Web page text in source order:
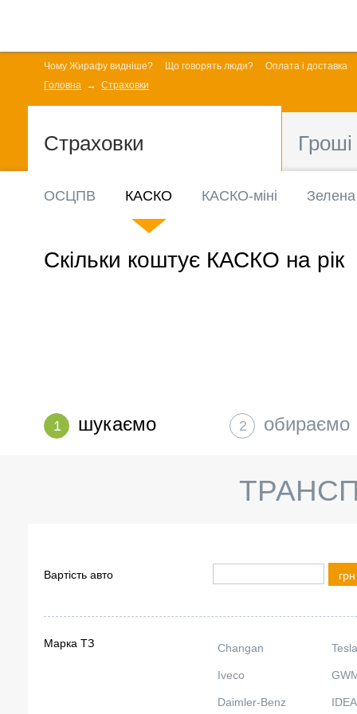
Чому Жирафу видніше? Що говорять люди?
Оплата і доставка
Головна
Страховки
Страховки Гроші
ОСЦПВ КАСКО КАСКО-міні
Скільки коштує КАСКО на рік
шукаємо
1 обираємо
2
грн
Вартість авто
Changan Tesla
Iveco
Daimler-Benz
Марка ТЗ